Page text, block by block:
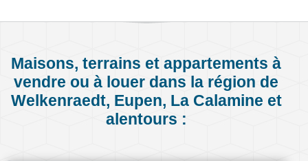
Maisons, terrains et appartements à
vendre ou à louer dans la région de
Welkenraedt, Eupen, La Calamine et
alentours :